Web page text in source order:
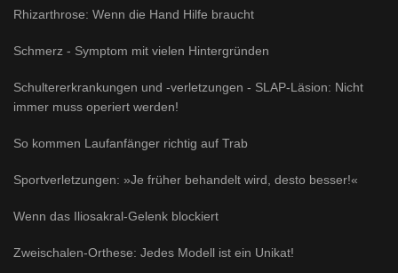
Rhizarthrose: Wenn die Hand Hilfe braucht
Schmerz - Symptom mit vielen Hintergründen
Schultererkrankungen und -verletzungen - SLAP-Läsion: Nicht
immer muss operiert werden!
So kommen Laufanfänger richtig auf Trab
Sportverletzungen: »Je früher behandelt wird, desto besser!«
Wenn das Iliosakral-Gelenk blockiert
Zweischalen-Orthese: Jedes Modell ist ein Unikat!